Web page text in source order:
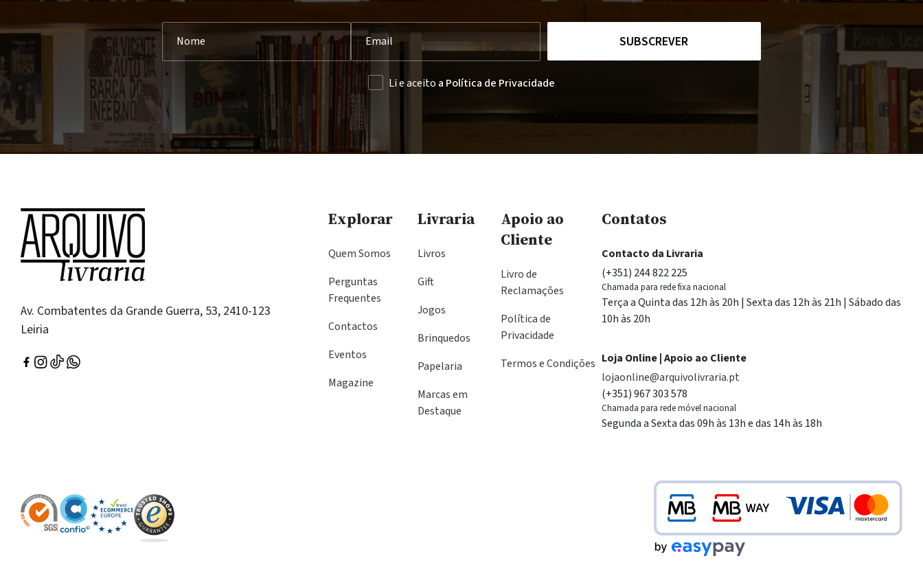
SUBSCREVER
Li e aceito a Política de Privacidade
Av. Combatentes da Grande Guerra, 53, 2410-123
Leiria
Explorar
Quem Somos
Perguntas
Frequentes
Contactos
Eventos
Magazine
Livraria
Livros
Gift
Jogos
Brinquedos
Papelaria
Marcas em
Destaque
Apoio ao
Cliente
Livro de
Reclamações
Política de
Privacidade
Termos e Condições
Contatos
Contacto da Livraria
(+351) 244 822 225
Chamada para rede fixa nacional
Terça a Quinta das 12h às 20h | Sexta das 12h às 21h | Sábado das
10h às 20h
Loja Online | Apoio ao Cliente
lojaonline@arquivolivraria.pt
(+351) 967 303 578
Chamada para rede móvel nacional
Segunda a Sexta das 09h às 13h e das 14h às 18h